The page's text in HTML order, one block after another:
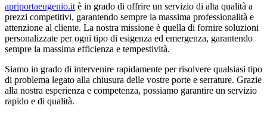
apriportaeugenio.it è in grado di offrire un servizio di alta qualità a
prezzi competitivi, garantendo sempre la massima professionalità e
attenzione al cliente. La nostra missione è quella di fornire soluzioni
personalizzate per ogni tipo di esigenza ed emergenza, garantendo
sempre la massima efficienza e tempestività.
Siamo in grado di intervenire rapidamente per risolvere qualsiasi tipo
di problema legato alla chiusura delle vostre porte e serrature. Grazie
alla nostra esperienza e competenza, possiamo garantire un servizio
rapido e di qualità.